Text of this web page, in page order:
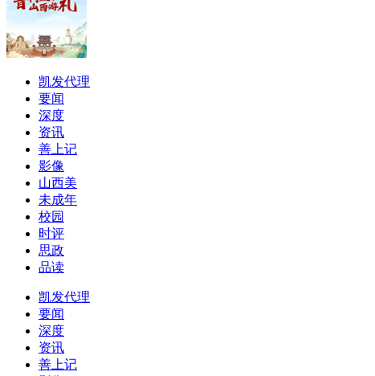
凯发代理
要闻
深度
资讯
善上记
影像
山西美
未成年
校园
时评
思政
品读
凯发代理
要闻
深度
资讯
善上记